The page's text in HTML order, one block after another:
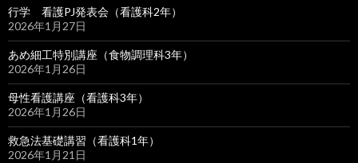
行学 看護PJ発表会（看護科2年）
2026年1月27日
あめ細工特別講座（食物調理科3年）
2026年1月26日
母性看護講座（看護科3年）
2026年1月26日
救急法基礎講習（看護科1年）
2026年1月21日